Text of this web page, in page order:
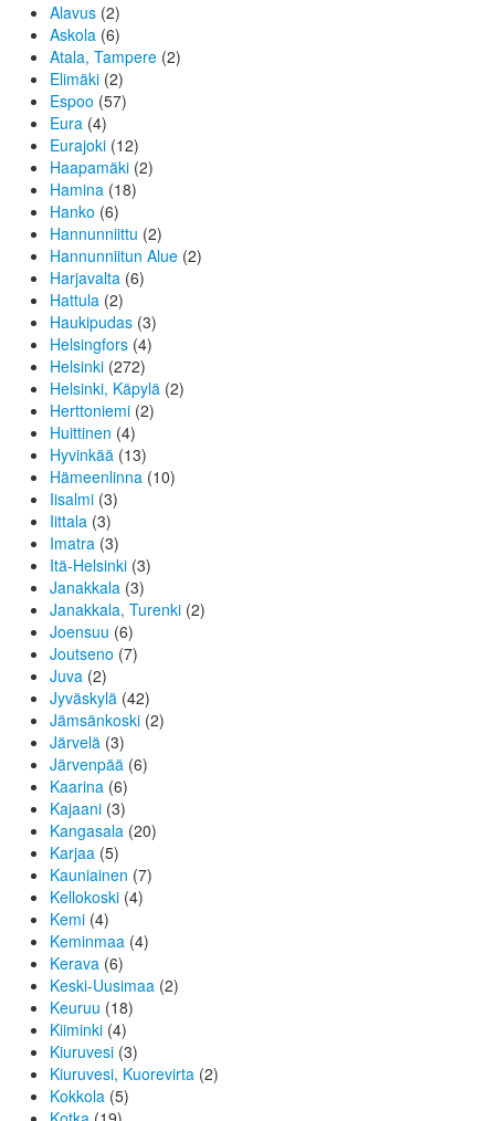
Alavus (2)
Askola (6)
Atala, Tampere (2)
Elimäki (2)
Espoo (57)
Eura (4)
Eurajoki (12)
Haapamäki (2)
Hamina (18)
Hanko (6)
Hannunniittu (2)
Hannunniitun Alue (2)
Harjavalta (6)
Hattula (2)
Haukipudas (3)
Helsingfors (4)
Helsinki (272)
Helsinki, Käpylä (2)
Herttoniemi (2)
Huittinen (4)
Hyvinkää (13)
Hämeenlinna (10)
Iisalmi (3)
Iittala (3)
Imatra (3)
Itä-Helsinki (3)
Janakkala (3)
Janakkala, Turenki (2)
Joensuu (6)
Joutseno (7)
Juva (2)
Jyväskylä (42)
Jämsänkoski (2)
Järvelä (3)
Järvenpää (6)
Kaarina (6)
Kajaani (3)
Kangasala (20)
Karjaa (5)
Kauniainen (7)
Kellokoski (4)
Kemi (4)
Keminmaa (4)
Kerava (6)
Keski-Uusimaa (2)
Keuruu (18)
Kiiminki (4)
Kiuruvesi (3)
Kiuruvesi, Kuorevirta (2)
Kokkola (5)